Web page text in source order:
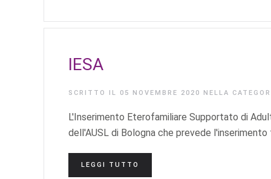
IESA
SCRITTO IL 05 NOVEMBRE 2020 NELLA
L'Inserimento Eterofamiliare Supportato di
dell'AUSL di Bologna che prevede
LEGGI TUTTO